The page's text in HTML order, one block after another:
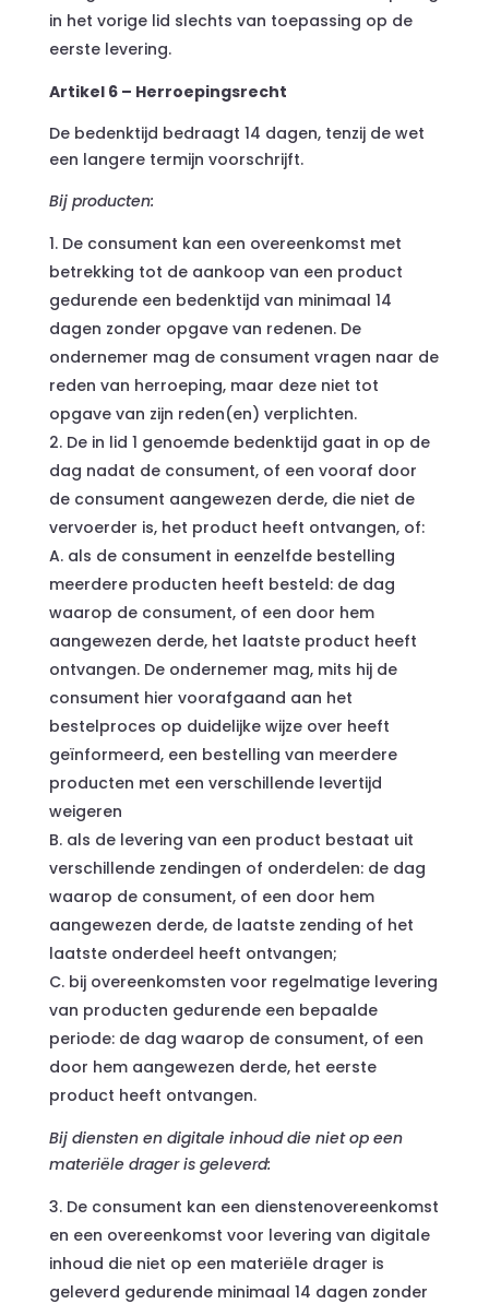
in het vorige lid slechts van toepassing op de
eerste levering.
Artikel 6 – Herroepingsrecht
De bedenktijd bedraagt 14 dagen, tenzij de wet
een langere termijn voorschrijft.
Bij producten:
De consument kan een overeenkomst met
betrekking tot de aankoop van een product
gedurende een bedenktijd van minimaal 14
dagen zonder opgave van redenen. De
ondernemer mag de consument vragen naar de
reden van herroeping, maar deze niet tot
opgave van zijn reden(en) verplichten.
De in lid 1 genoemde bedenktijd gaat in op de
dag nadat de consument, of een vooraf door
de consument aangewezen derde, die niet de
vervoerder is, het product heeft ontvangen, of:
A. als de consument in eenzelfde bestelling
meerdere producten heeft besteld: de dag
waarop de consument, of een door hem
aangewezen derde, het laatste product heeft
ontvangen. De ondernemer mag, mits hij de
consument hier voorafgaand aan het
bestelproces op duidelijke wijze over heeft
geïnformeerd, een bestelling van meerdere
producten met een verschillende levertijd
weigeren
B. als de levering van een product bestaat uit
verschillende zendingen of onderdelen: de dag
waarop de consument, of een door hem
aangewezen derde, de laatste zending of het
laatste onderdeel heeft ontvangen;
C. bij overeenkomsten voor regelmatige levering
van producten gedurende een bepaalde
periode: de dag waarop de consument, of een
door hem aangewezen derde, het eerste
product heeft ontvangen.
Bij diensten en digitale inhoud die niet op een
materiële drager is geleverd:
De consument kan een dienstenovereenkomst
en een overeenkomst voor levering van digitale
inhoud die niet op een materiële drager is
geleverd gedurende minimaal 14 dagen zonder